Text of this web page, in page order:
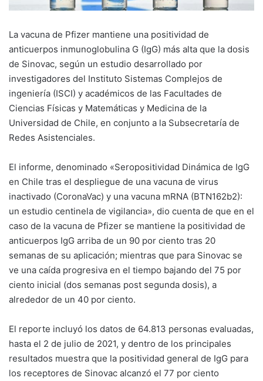
La vacuna de Pfizer mantiene una positividad de
anticuerpos inmunoglobulina G (IgG) más alta que la dosis
de Sinovac, según un estudio desarrollado por
investigadores del Instituto Sistemas Complejos de
ingeniería (ISCI) y académicos de las Facultades de
Ciencias Físicas y Matemáticas y Medicina de la
Universidad de Chile, en conjunto a la Subsecretaría de
Redes Asistenciales.
El informe, denominado «Seropositividad Dinámica de IgG
en Chile tras el despliegue de una vacuna de virus
inactivado (CoronaVac) y una vacuna mRNA (BTN162b2):
un estudio centinela de vigilancia», dio cuenta de que en el
caso de la vacuna de Pfizer se mantiene la positividad de
anticuerpos IgG arriba de un 90 por ciento tras 20
semanas de su aplicación; mientras que para Sinovac se
ve una caída progresiva en el tiempo bajando del 75 por
ciento inicial (dos semanas post segunda dosis), a
alrededor de un 40 por ciento.
El reporte incluyó los datos de 64.813 personas evaluadas,
hasta el 2 de julio de 2021, y dentro de los principales
resultados muestra que la positividad general de IgG para
los receptores de Sinovac alcanzó el 77 por ciento